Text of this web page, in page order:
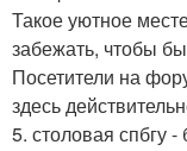
Такое уютное
забежать, чтобы
Посетители на
здесь
5. столовая спбгу